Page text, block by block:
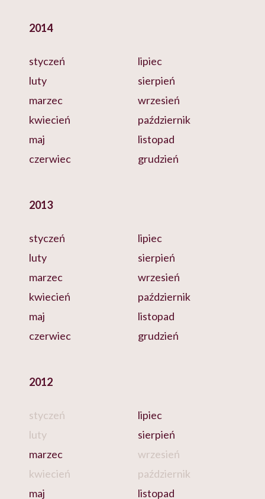
2014
styczeń
luty
marzec
kwiecień
maj
czerwiec
lipiec
sierpień
wrzesień
październik
listopad
grudzień
2013
styczeń
luty
marzec
kwiecień
maj
czerwiec
lipiec
sierpień
wrzesień
październik
listopad
grudzień
2012
styczeń
luty
marzec
kwiecień
maj
lipiec
sierpień
wrzesień
październik
listopad